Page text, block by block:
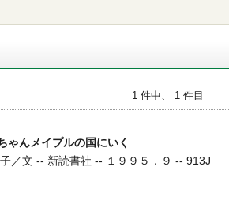
1 件中、 1 件目
ゃんメイプルの国にいく
／文 -- 新読書社 -- １９９５．９ -- 913J